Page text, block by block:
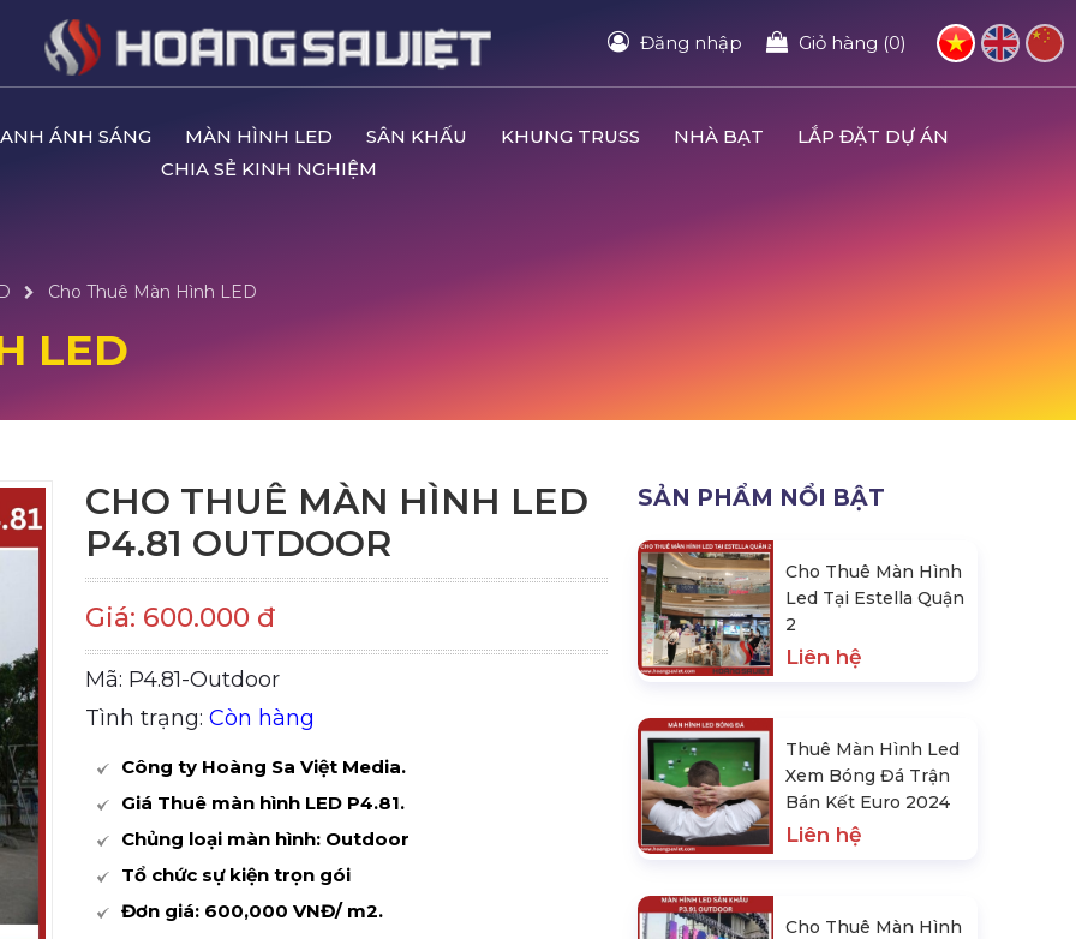
Đăng nhập Giỏ hàng (0)
ÁNH SÁNG MÀN HÌNH LED SÂN KHẤU KHUNG TRUSS NHÀ BẠT
LẮP ĐẶT DỰ ÁN
CHIA SẺ KINH NGHIỆM
Cho Thuê Màn Hình LED
LED
CHO THUÊ MÀN HÌNH LED
P4.81 OUTDOOR
Giá: 600.000 đ
Mã: P4.81-Outdoor
Tình trạng: Còn hàng
Công ty Hoàng Sa Việt Media.
Giá Thuê màn hình LED P4.81.
Chủng loại màn hình: Outdoor
Tổ chức sự kiện trọn gói
Đơn giá: 600,000 VNĐ/ m2.
SẢN PHẨM NỔI BẬT
Cho Thuê Màn Hình
Led Tại Estella Quận
2
Liên hệ
Thuê Màn Hình Led
Xem Bóng Đá Trận
Bán Kết Euro 2024
Liên hệ
Cho Thuê Màn Hình